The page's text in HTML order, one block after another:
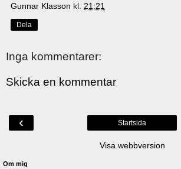
Gunnar Klasson kl. 21:21
Dela
Inga kommentarer:
Skicka en kommentar
‹ Startsida
Visa webbversion
Om mig